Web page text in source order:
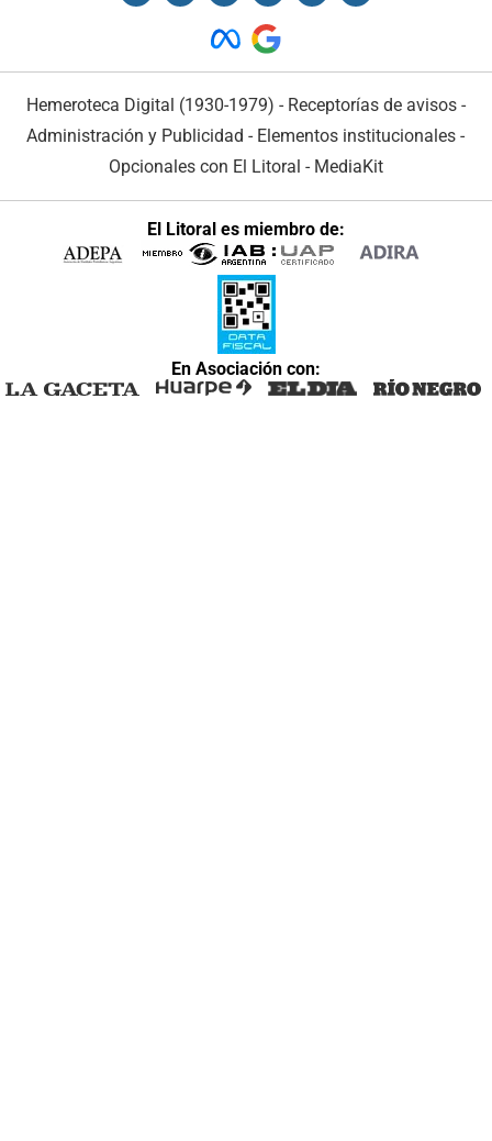
Hemeroteca Digital (1930-1979) - Receptorías de avisos -
Administración y Publicidad - Elementos institucionales -
Opcionales con El Litoral - MediaKit
El Litoral es miembro de:
En Asociación con: